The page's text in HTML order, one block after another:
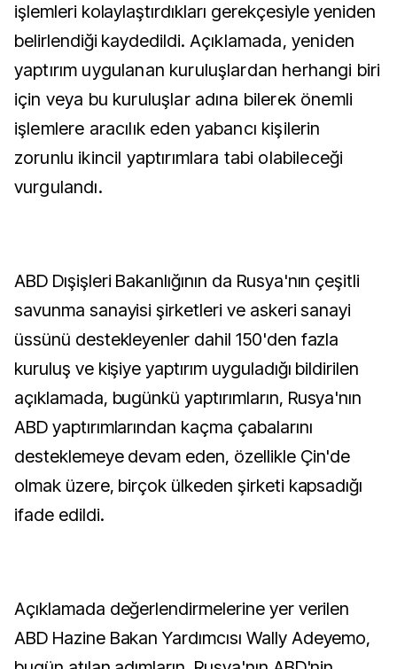
işlemleri kolaylaştırdıkları gerekçesiyle yeniden
belirlendiği kaydedildi. Açıklamada, yeniden
yaptırım uygulanan kuruluşlardan herhangi biri
için veya bu kuruluşlar adına bilerek önemli
işlemlere aracılık eden yabancı kişilerin
zorunlu ikincil yaptırımlara tabi olabileceği
vurgulandı.
ABD Dışişleri Bakanlığının da Rusya'nın çeşitli
savunma sanayisi şirketleri ve askeri sanayi
üssünü destekleyenler dahil 150'den fazla
kuruluş ve kişiye yaptırım uyguladığı bildirilen
açıklamada, bugünkü yaptırımların, Rusya'nın
ABD yaptırımlarından kaçma çabalarını
desteklemeye devam eden, özellikle Çin'de
olmak üzere, birçok ülkeden şirketi kapsadığı
ifade edildi.
Açıklamada değerlendirmelerine yer verilen
ABD Hazine Bakan Yardımcısı Wally Adeyemo,